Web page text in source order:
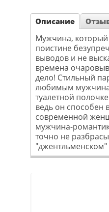
Описание
Мужчина,
поистине
выводов и не
времена
дело! Стильный
любимым
туалетной
ведь он способен
современной
мужчина-
точно не
"джентльменском"